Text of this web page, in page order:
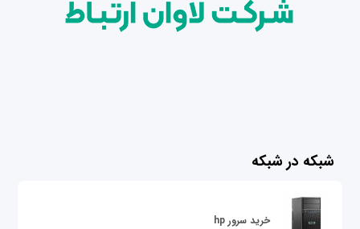
شبکه در شبکه
خرید سرور hp